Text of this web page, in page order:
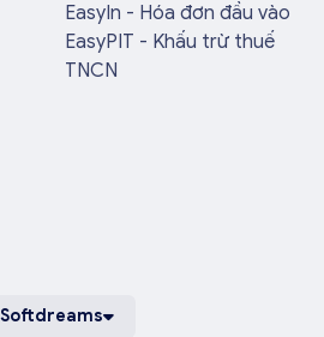
EasyIn - Hóa đơn đầu vào
EasyPIT - Khấu trừ thuế
TNCN